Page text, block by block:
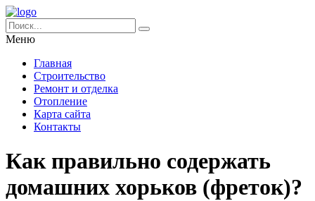
Меню
Главная
Строительство
Ремонт и отделка
Отопление
Карта сайта
Контакты
Как правильно содержать
домашних хорьков (фреток)?